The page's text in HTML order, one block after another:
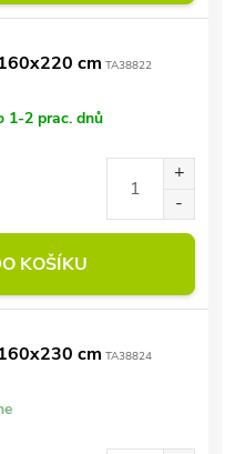
cm TA38822
1-2 prac. dnů
KOŠÍKU
cm TA38824